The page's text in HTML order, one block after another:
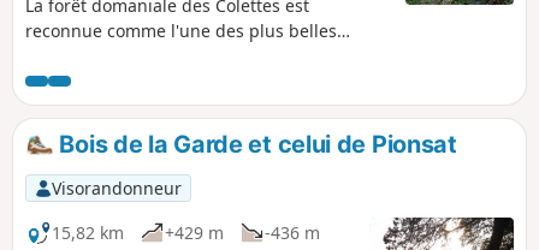
La forêt domaniale des Colettes est
reconnue comme l'une des plus belles
Bois de la Garde et celui de Pionsat
Visorandonneur
15,82 km
+429 m
-436 m